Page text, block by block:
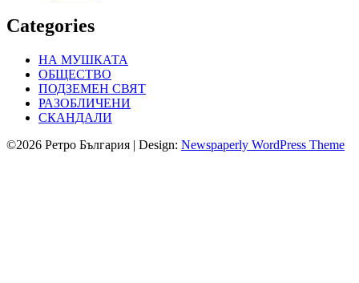
Categories
НА МУШКАТА
ОБЩЕСТВО
ПОДЗЕМЕН СВЯТ
РАЗОБЛИЧЕНИ
СКАНДАЛИ
©2026 Ретро България | Design: Newspaperly WordPress Theme